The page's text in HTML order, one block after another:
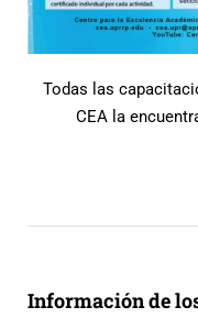
Todas las
CEA la
Información de